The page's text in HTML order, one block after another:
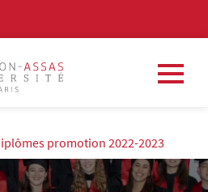
promotion 2022-2023